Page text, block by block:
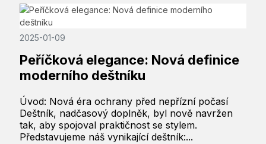
2025-01-09
Peříčková elegance: Nová definice
moderního deštníku
Úvod: Nová éra ochrany před nepřízní počasí
Deštník, nadčasový doplněk, byl nově navržen
tak, aby spojoval praktičnost se stylem.
Představujeme náš vynikající deštník:...